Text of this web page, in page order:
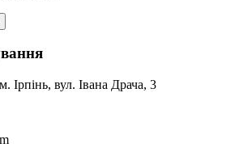
Ірпінь, вул. Івана Драча, 3